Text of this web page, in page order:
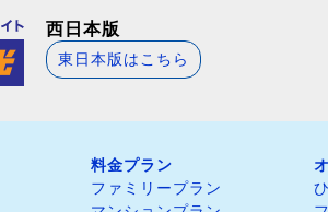
西日本版
東日本版はこちら
料金プラン
ファミリープラン